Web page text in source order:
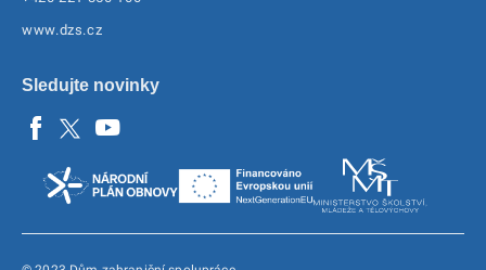
www.dzs.cz
Sledujte novinky